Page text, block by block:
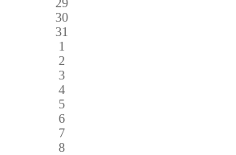
30
31
1
2
3
4
5
6
7
8